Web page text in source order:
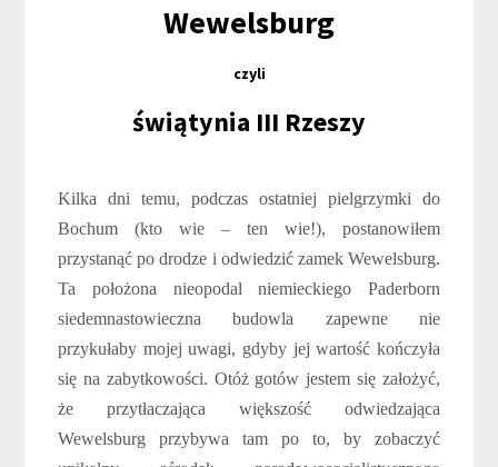
Wewelsburg
czyli
świątynia III Rzeszy
Kilka dni temu, podczas ostatniej pielgrzymki do
Bochum (kto wie – ten wie!), postanowiłem
przystanąć po drodze i odwiedzić zamek Wewelsburg.
Ta położona nieopodal niemieckiego Paderborn
siedemnastowieczna budowla zapewne nie
przykułaby mojej uwagi, gdyby jej wartość kończyła
się na zabytkowości. Otóż gotów jestem się założyć,
że przytłaczająca większość odwiedzająca
Wewelsburg przybywa tam po to, by zobaczyć